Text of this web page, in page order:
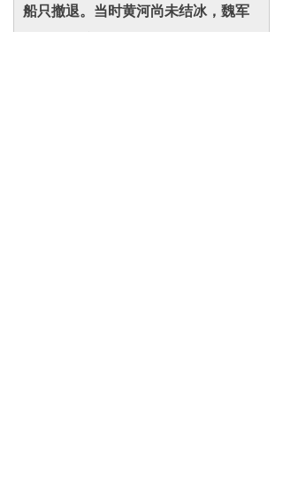
船只撤退。当时黄河尚未结冰，魏军